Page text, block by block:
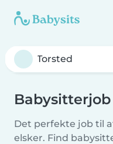
Babysitterjob
Det perfekte job til
elsker. Find